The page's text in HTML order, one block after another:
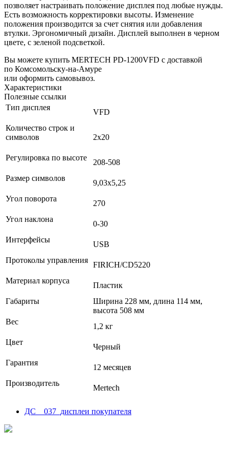
позволяет настраивать положение дисплея под любые нужды.
Есть возможность корректировки высоты. Изменение
положения производится за счет снятия или добавления
втулки. Эргономичный дизайн. Дисплей выполнен в черном
цвете, с зеленой подсветкой.
Вы можете купить MERTECH PD-1200VFD с доставкой
по Комсомольску-на-Амуре
или оформить самовывоз.
Характеристики
Полезные ссылки
Тип дисплея
VFD
Количество строк и
символов
2х20
Регулировка по высоте
208-508
Размер символов
9,03х5,25
Угол поворота
270
Угол наклона
0-30
Интерфейсы
USB
Протоколы управления
FIRICH/CD5220
Материал корпуса
Пластик
Габариты
Ширина 228 мм, длина 114 мм,
высота 508 мм
Вес
1,2 кг
Цвет
Черный
Гарантия
12 месяцев
Производитель
Mertech
ДС _ 037_дисплеи покупателя